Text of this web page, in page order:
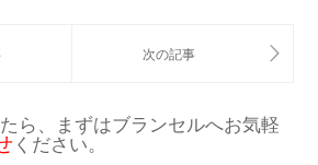
ら、まずはブランセルへお気軽
ください。